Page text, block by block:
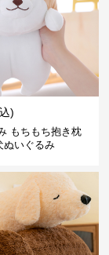
)
もちもち抱き枕
ぬいぐるみ